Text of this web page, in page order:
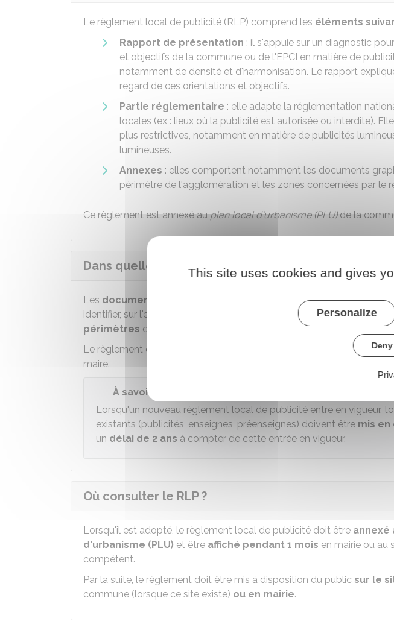
Le règlement local de publicité (RLP) comprend les éléments
Rapport de présentation : il s'appuie sur un diagnostic
et objectifs de la commune ou de l'EPCI en matière de
notamment de densité et d'harmonisation. Le rapport
regard de ces orientations et objectifs.
Partie réglementaire : elle adapte la réglementation
locales (ex : lieux où la publicité est autorisée ou interdite).
plus restrictives, notamment en matière de publicités
lumineuses.
Annexes : elles comportent notamment les documents
périmètre de l'agglomération et les zones concernées par le
Ce règlement est annexé auplan local d'urbanisme (PLU)de la
Dans quelles zones s'applique le RLP ?
Les documents graphiques
annexés au règlement local de
identifier, sur l'ensemble du territoire de la commune ou de
périmètres concernés par le règlement.
Le règlement doit également faire apparaître les limites de
maire.
À savoir
Lorsqu'un nouveau règlement local de publicité entre en vigueur,
existants (publicités, enseignes, préenseignes) doivent être mis
un délai de 2 ans à compter de cette entrée en vigueur.
Où consulter le RLP ?
Lorsqu'il est adopté, le règlement local de publicité doit être annexé
d'urbanisme (PLU) et être affiché pendant 1 mois en mairie ou au
compétent.
Par la suite, le règlement doit être mis à disposition du public sur le
commune (lorsque ce site existe) ou en mairie.
This site uses cookies and gives
Personalize